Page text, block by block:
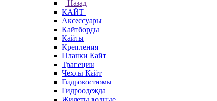
Назад
КАЙТ
Аксессуары
Кайтборды
Кайты
Крепления
Планки Кайт
Трапеции
Чехлы Кайт
Гидрокостюмы
Гидроодежда
Жилеты водные